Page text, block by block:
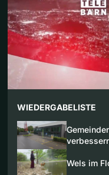
WIEDERGABELISTE
Wels im